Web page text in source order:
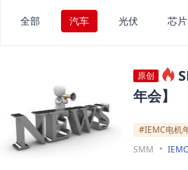
全部 汽车 光伏 芯片
原创
年会】
#IEMC电机
SMM